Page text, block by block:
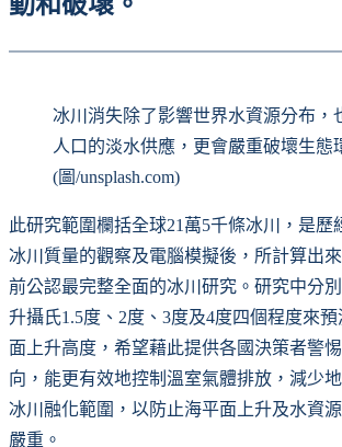
冰川消失除了影響世界水資源分布，
人口的淡水供應，更會嚴重破壞生態
(圖/unsplash.com)
此研究範圍欄括全球21萬5千條冰川，是歷
冰川質量的觀察及電腦模擬後，所計算出
前公認最完整全面的冰川研究。研究中分
升攝氏1.5度、2度、3度及4度四個程度來
面上升高度，希望藉此提供各國決策者警
向，能更有效地控制溫室氣體排放，減少
冰川融化範圍，以防止海平面上升及水資
嚴重。